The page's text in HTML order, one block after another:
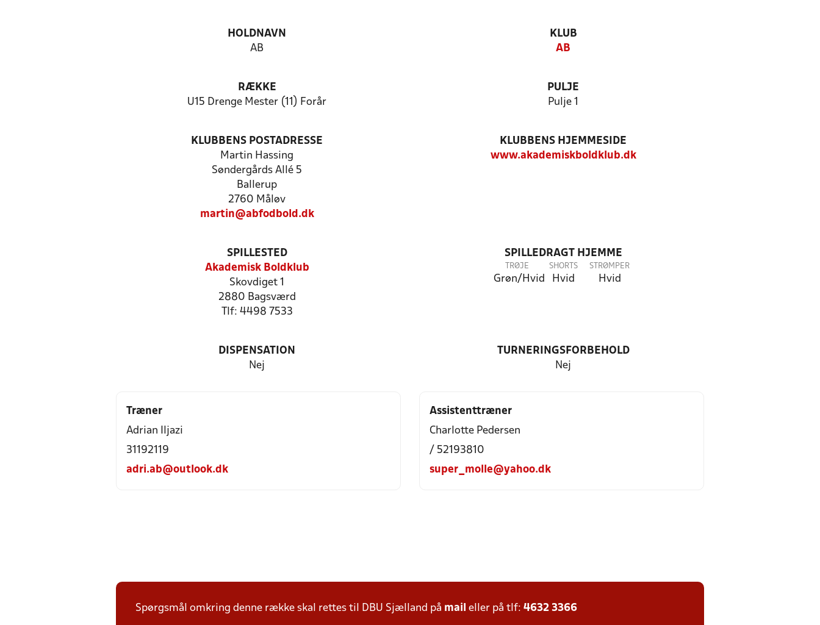
HOLDNAVN
AB
KLUB
AB
RÆKKE
U15 Drenge Mester (11) Forår
PULJE
Pulje 1
KLUBBENS POSTADRESSE
Martin Hassing
Søndergårds Allé 5
Ballerup
2760 Måløv
martin@abfodbold.dk
KLUBBENS HJEMMESIDE
www.akademiskboldklub.dk
SPILLESTED
Akademisk Boldklub
Skovdiget 1
2880 Bagsværd
Tlf: 4498 7533
SPILLEDRAGT HJEMME
TRØJE
Grøn/Hvid
SHORTS
Hvid
STRØMPER
Hvid
DISPENSATION
Nej
TURNERINGSFORBEHOLD
Nej
Træner
Adrian Iljazi
31192119
adri.ab@outlook.dk
Assistenttræner
Charlotte Pedersen
/ 52193810
super_molle@yahoo.dk
Spørgsmål omkring denne række skal rettes til DBU Sjælland på mail eller på tlf: 4632 3366